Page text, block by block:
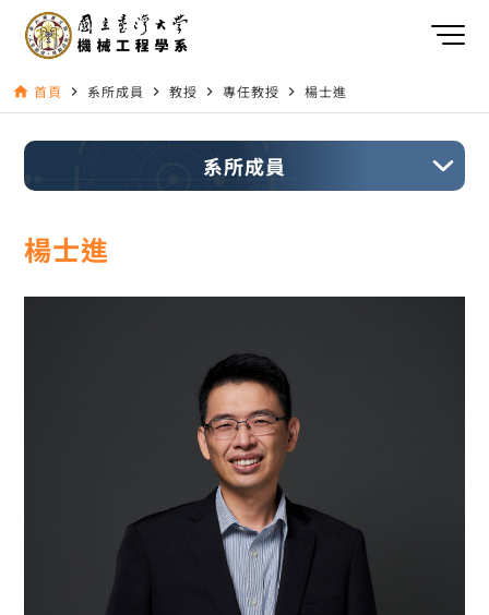
home 首頁 navigate_next 系所成員 navigate_next 教授 navigate_next 專任教授 navigate_next 楊士進
系所成員
楊士進